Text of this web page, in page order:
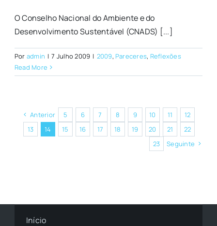
O Conselho Nacional do Ambiente e do
Desenvolvimento Sustentável (CNADS) [...]
Por admin | 7 Julho 2009 | 2009, Pareceres, Reflexões
Read More
Anterior 5 6 7 8 9 10 11
12
13
14 15 16 17 18 19 20 21
22
23
Seguinte
Início